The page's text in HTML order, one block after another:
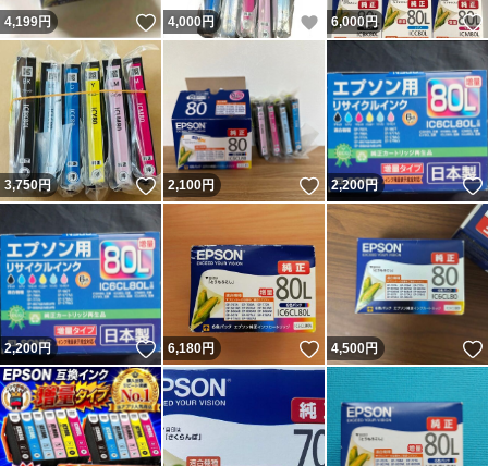
4,199円 いいね！
4,000円 いいね！
6,000円
3,750円 いいね！
2,100円 いいね！
2,200円
2,200円 いいね！
6,180円 いいね！
4,500円